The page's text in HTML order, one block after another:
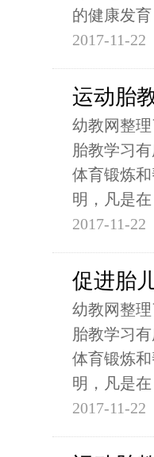
的健康发育
2017-11-22
运动胎
幼教网整
胎教学习
体育锻炼
明，凡是在
2017-11-22
促进胎
幼教网整
胎教学习
体育锻炼
明，凡是在
2017-11-22